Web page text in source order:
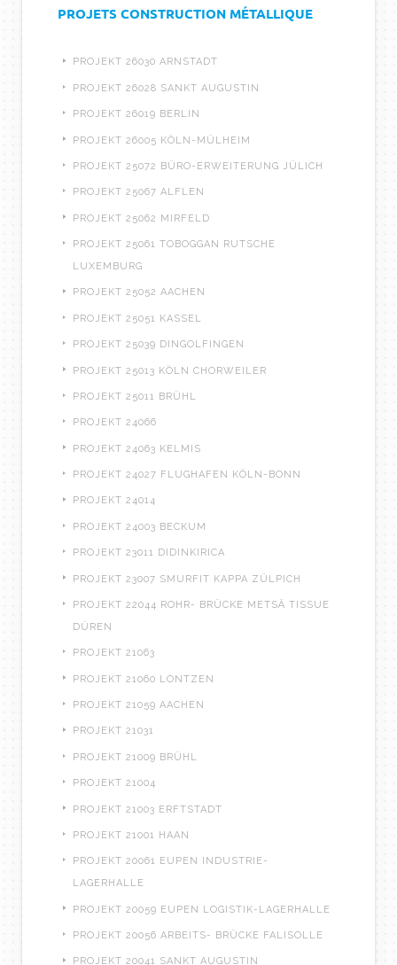
PROJETS CONSTRUCTION MÉTALLIQUE
PROJEKT 26030 ARNSTADT
PROJEKT 26028 SANKT AUGUSTIN
PROJEKT 26019 BERLIN
PROJEKT 26005 KÖLN-MÜLHEIM
PROJEKT 25072 BÜRO-ERWEITERUNG JÜLICH
PROJEKT 25067 ALFLEN
PROJEKT 25062 MIRFELD
PROJEKT 25061 TOBOGGAN RUTSCHE
LUXEMBURG
PROJEKT 25052 AACHEN
PROJEKT 25051 KASSEL
PROJEKT 25039 DINGOLFINGEN
PROJEKT 25013 KÖLN CHORWEILER
PROJEKT 25011 BRÜHL
PROJEKT 24066
PROJEKT 24063 KELMIS
PROJEKT 24027 FLUGHAFEN KÖLN-BONN
PROJEKT 24014
PROJEKT 24003 BECKUM
PROJEKT 23011 DIDINKIRICA
PROJEKT 23007 SMURFIT KAPPA ZÜLPICH
PROJEKT 22044 ROHR- BRÜCKE METSÄ TISSUE
DÜREN
PROJEKT 21063
PROJEKT 21060 LONTZEN
PROJEKT 21059 AACHEN
PROJEKT 21031
PROJEKT 21009 BRÜHL
PROJEKT 21004
PROJEKT 21003 ERFTSTADT
PROJEKT 21001 HAAN
PROJEKT 20061 EUPEN INDUSTRIE-
LAGERHALLE
PROJEKT 20059 EUPEN LOGISTIK-LAGERHALLE
PROJEKT 20056 ARBEITS- BRÜCKE FALISOLLE
PROJEKT 20041 SANKT AUGUSTIN